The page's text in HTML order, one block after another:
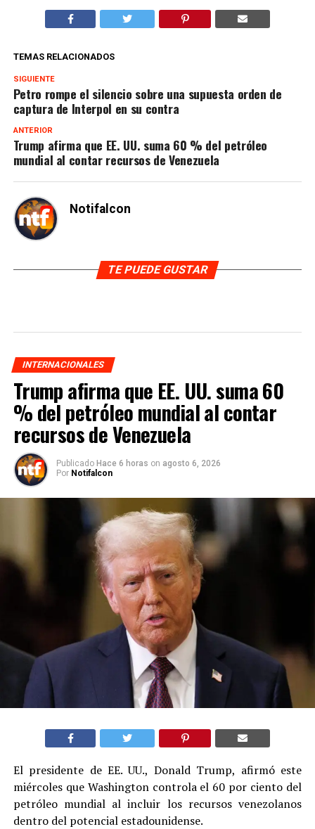
TEMAS RELACIONADOS
SIGUIENTE
Petro rompe el silencio sobre una supuesta orden de
captura de Interpol en su contra
ANTERIOR
Trump afirma que EE. UU. suma 60 % del petróleo
mundial al contar recursos de Venezuela
Notifalcon
TE PUEDE GUSTAR
INTERNACIONALES
Trump afirma que EE. UU. suma 60
% del petróleo mundial al contar
recursos de Venezuela
Publicado Hace 6 horas on agosto 6, 2026
Por Notifalcon
El presidente de EE. UU., Donald Trump, afirmó este
miércoles que Washington controla el 60 por ciento del
petróleo mundial al incluir los recursos venezolanos
dentro del potencial estadounidense.